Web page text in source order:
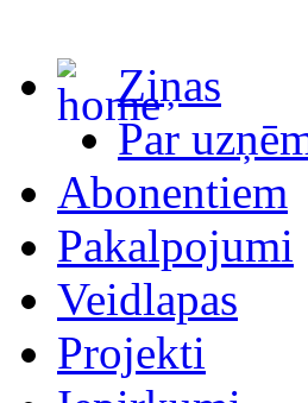
Ziņas
Par
Abonentiem
Pakalpojumi
Veidlapas
Projekti